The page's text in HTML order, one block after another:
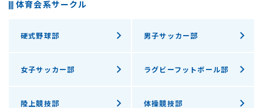
体育会系サークル
硬式野球部 男子サッカー部
女子サッカー部 ラグビーフットボール部
陸上競技部 体操競技部